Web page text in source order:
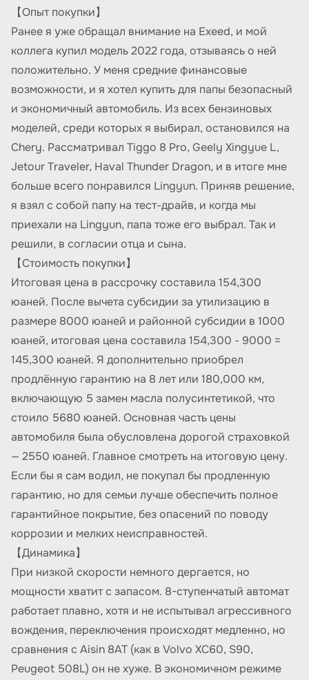
【Опыт покупки】
Ранее я уже обращал внимание на Exeed, и мой
коллега купил модель 2022 года, отзываясь о ней
положительно. У меня средние финансовые
возможности, и я хотел купить для папы безопасный
и экономичный автомобиль. Из всех бензиновых
моделей, среди которых я выбирал, остановился на
Chery. Рассматривал Tiggo 8 Pro, Geely Xingyue L,
Jetour Traveler, Haval Thunder Dragon, и в итоге мне
больше всего понравился Lingyun. Приняв решение,
я взял с собой папу на тест-драйв, и когда мы
приехали на Lingyun, папа тоже его выбрал. Так и
решили, в согласии отца и сына.
【Стоимость покупки】
Итоговая цена в рассрочку составила 154,300
юаней. После вычета субсидии за утилизацию в
размере 8000 юаней и районной субсидии в 1000
юаней, итоговая цена составила 154,300 - 9000 =
145,300 юаней. Я дополнительно приобрел
продлённую гарантию на 8 лет или 180,000 км,
включающую 5 замен масла полусинтетикой, что
стоило 5680 юаней. Основная часть цены
автомобиля была обусловлена дорогой страховкой
— 2550 юаней. Главное смотреть на итоговую цену.
Если бы я сам водил, не покупал бы продленную
гарантию, но для семьи лучше обеспечить полное
гарантийное покрытие, без опасений по поводу
коррозии и мелких неисправностей.
【Динамика】
При низкой скорости немного дергается, но
мощности хватит с запасом. 8-ступенчатый автомат
работает плавно, хотя и не испытывал агрессивного
вождения, переключения происходят медленно, но
сравнения с Aisin 8AT (как в Volvo XC60, S90,
Peugeot 508L) он не хуже. В экономичном режиме